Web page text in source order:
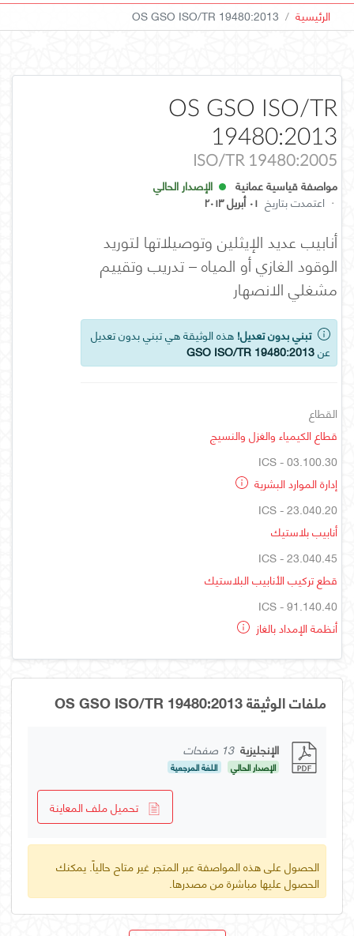
الرئيسية OS GSO ISO/TR 19480:2013
OS GSO ISO/TR
19480:2013
ISO/TR 19480:2005
مواصفة قياسية عمانية
الإصدار الحالي
· اعتمدت بتاريخ ٠١ أبريل ٢٠١٣
أنابيب عديد الإيثلين وتوصيلاتها لتوريد
الوقود الغازي أو المياه – تدريب وتقييم
مشغلي الانصهار
تبني بدون تعديل! هذه الوثيقة هي تبني بدون تعديل
عنGSO ISO/TR 19480:2013
القطاع
قطاع الكيمياء والغزل والنسيج
ICS - 03.100.30
إدارة الموارد البشرية
ICS - 23.040.20
أنابيب بلاستيك
ICS - 23.040.45
قطع تركيب الأنابيب البلاستيك
ICS - 91.140.40
أنظمة الإمداد بالغاز
ملفات الوثيقة OS GSO ISO/TR 19480:2013
الإنجليزية 13 صفحات
الإصدار الحالي اللغة المرجعية
تحميل ملف المعاينة
الحصول على هذه المواصفة عبر المتجر غير متاح حالياً. يمكنك
الحصول عليها مباشرة من مصدرها.